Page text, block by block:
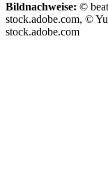
Bildnachweise: ©
stock.adobe.com, ©
stock.adobe.com